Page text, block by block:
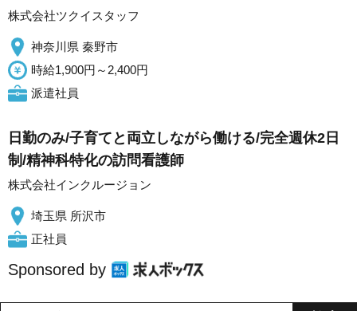
株式会社ツクイスタッフ
神奈川県 秦野市
時給1,900円～2,400円
派遣社員
日勤のみ/子育てと両立しながら働ける/完全週休2日
制/精神科特化の訪問看護師
株式会社インクルージョン
埼玉県 所沢市
正社員
Sponsored by